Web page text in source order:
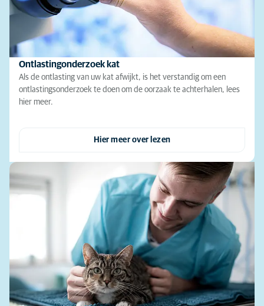
Ontlastingonderzoek kat
Als de ontlasting van uw kat afwijkt, is het verstandig om een
ontlastingsonderzoek te doen om de oorzaak te achterhalen, lees
hier meer.
Hier meer over lezen